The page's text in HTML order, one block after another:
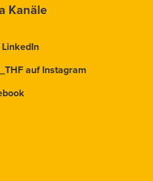
Kanäle
auf Instagram